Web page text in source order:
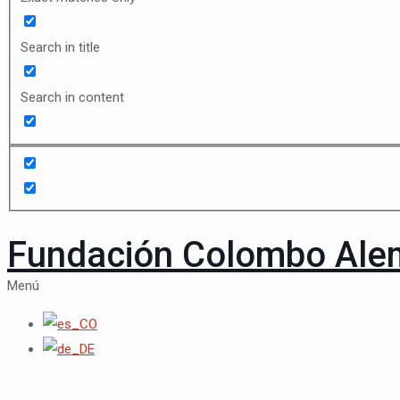
Search in title
Search in content
Fundación Colombo
Menú